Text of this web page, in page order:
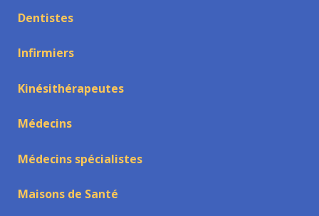
Dentistes
Infirmiers
Kinésithérapeutes
Médecins
Médecins spécialistes
Maisons de Santé